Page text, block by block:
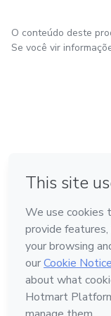
O conteúdo deste
Se você vir
Feito com ❤ em
Conheça a Hotmart
Idioma
Português